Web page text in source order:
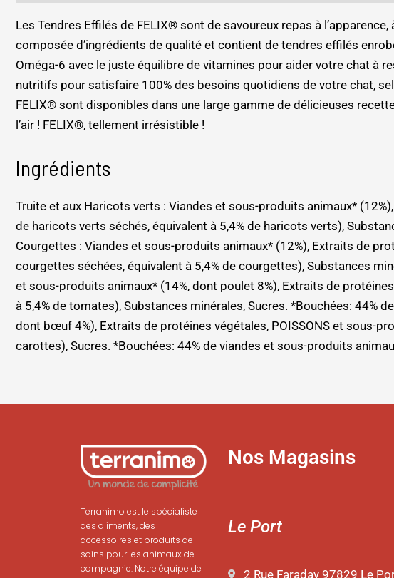
Les Tendres Effilés de FELIX® sont de savoureux repas à
composée d’ingrédients de qualité et contient de tendres effilés
Oméga-6 avec le juste équilibre de vitamines pour aider votre chat à
nutritifs pour satisfaire 100% des besoins quotidiens de votre chat,
FELIX® sont disponibles dans une large gamme de délicieuses
l’air ! FELIX®, tellement irrésistible !
Ingrédients
Truite et aux Haricots verts : Viandes et sous-produits animaux*
de haricots verts séchés, équivalent à 5,4% de haricots verts),
Courgettes : Viandes et sous-produits animaux* (12%), Extraits de
courgettes séchées, équivalent à 5,4% de courgettes), Substances
et sous-produits animaux* (14%, dont poulet 8%), Extraits de
à 5,4% de tomates), Substances minérales, Sucres. *Bouchées:
dont bœuf 4%), Extraits de protéines végétales, POISSONS et sous-
carottes), Sucres. *Bouchées: 44% de viandes et sous-produits
Terranimo est le spécialiste
des aliments, des
accessoires et produits de
soins pour les animaux de
compagnie. Notre équipe de
Nos Magasins
Le Port
2 Rue Faraday 97829 Le